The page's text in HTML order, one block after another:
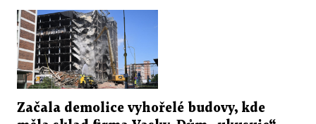
Začala demolice vyhořelé budovy, kde